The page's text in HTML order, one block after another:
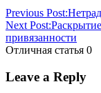
Previous Post:
Next Post:
привязанности
Отличная статья 0
Leave a Reply